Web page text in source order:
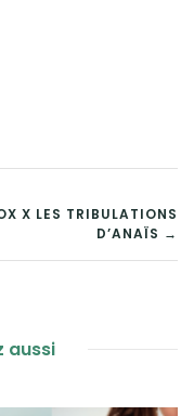
X LES TRIBULATIONS
D’ANAÏS →
aussi